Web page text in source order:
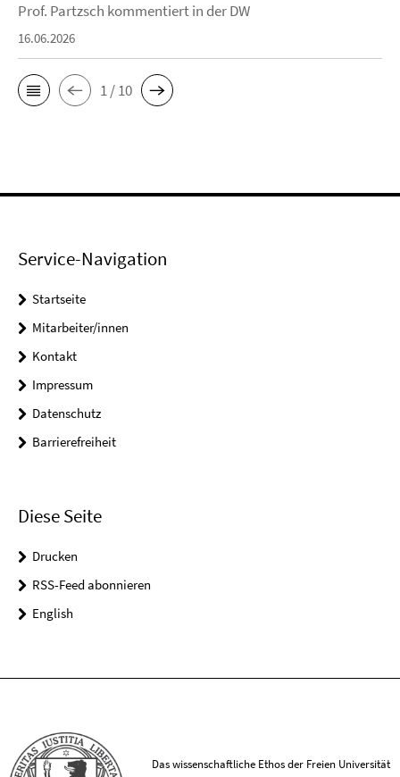
Prof. Partzsch kommentiert in der DW
16.06.2026
1 / 10
Service-Navigation
Startseite
Mitarbeiter/innen
Kontakt
Impressum
Datenschutz
Barrierefreiheit
Diese Seite
Drucken
RSS-Feed abonnieren
English
Das wissenschaftliche Ethos der Freien Universität